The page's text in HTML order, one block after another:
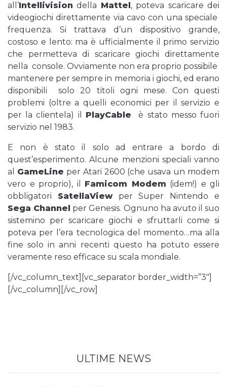
all’Intellivision della Mattel, poteva scaricare dei
videogiochi direttamente via cavo con una speciale
frequenza. Si trattava d’un dispositivo grande,
costoso e lento: ma è ufficialmente il primo servizio
che permetteva di scaricare giochi direttamente
nella console. Ovviamente non era proprio possibile
mantenere per sempre in memoria i giochi, ed erano
disponibili solo 20 titoli ogni mese. Con questi
problemi (oltre a quelli economici per il servizio e
per la clientela) il PlayCable è stato messo fuori
servizio nel 1983.
E non è stato il solo ad entrare a bordo di
quest’esperimento. Alcune menzioni speciali vanno
al GameLine per Atari 2600 (che usava un modem
vero e proprio), il Famicom Modem (idem!) e gli
obbligatori SatellaViewper Super Nintendo e
Sega Channel per Genesis. Ognuno ha avuto il suo
sistemino per scaricare giochi e sfruttarli come si
poteva per l’era tecnologica del momento…ma alla
fine solo in anni recenti questo ha potuto essere
veramente reso efficace su scala mondiale.
[/vc_column_text][vc_separator border_width=”3″]
[/vc_column][/vc_row]
ULTIME NEWS